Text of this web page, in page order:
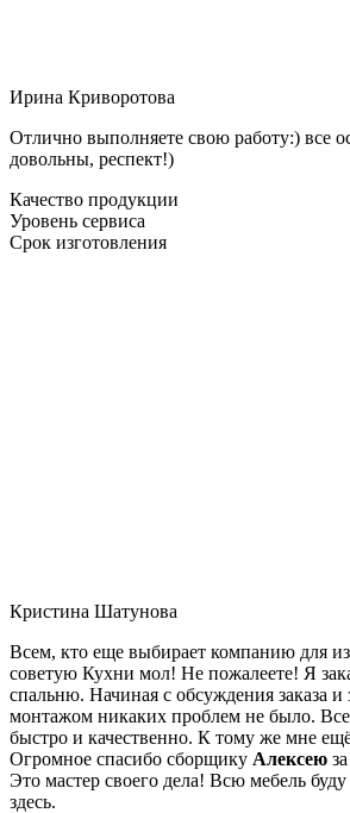
Ирина Криворотова
Отлично выполняете свою работу:) все
довольны, респект!)
Качество продукции
Уровень сервиса
Срок изготовления
Кристина Шатунова
Всем, кто еще выбирает компанию для
советую Кухни мол! Не пожалеете! Я
спальню. Начиная с обсуждения заказа и
монтажом никаких проблем не было.
быстро и качественно. К тому же мне
Огромное спасибо сборщику Алексею
Это мастер своего дела! Всю мебель буду
здесь.